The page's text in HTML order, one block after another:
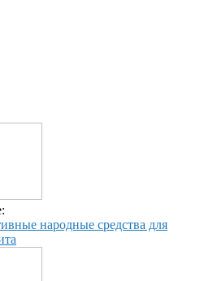
народные средства для